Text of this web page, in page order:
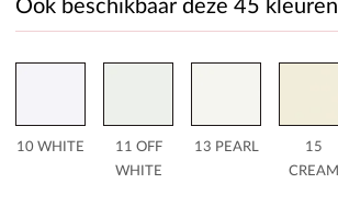
Ook beschikbaar deze 45 kleuren
10 WHITE
11 OFF
WHITE
13 PEARL
15
CREAM